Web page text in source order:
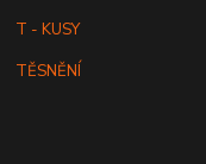
T - KUSY
TĚSNĚNÍ